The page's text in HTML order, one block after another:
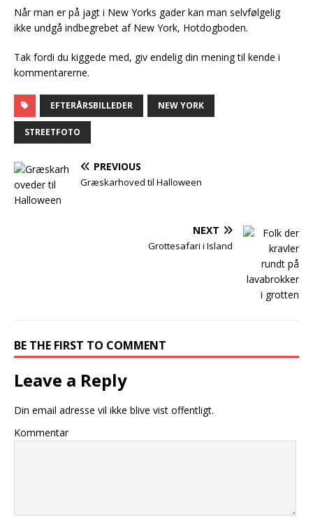
Når man er på jagt i New Yorks gader kan man selvfølgelig
ikke undgå indbegrebet af New York, Hotdogboden.
Tak fordi du kiggede med, giv endelig din mening til kende i
kommentarerne.
EFTERÅRSBILLEDER NEW YORK
STREETFOTO
PREVIOUS
Græskarhoved til Halloween
NEXT
Grottesafari i Island
BE THE FIRST TO COMMENT
Leave a Reply
Din email adresse vil ikke blive vist offentligt.
Kommentar